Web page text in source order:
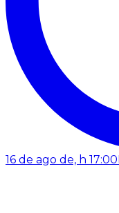
16 de ago de, h 17:00